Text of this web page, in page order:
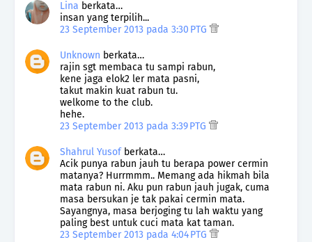
Lina berkata…
insan yang terpilih...
23 September 2013 pada 3:30 PTG
Unknown berkata…
rajin sgt membaca tu sampi rabun,
kene jaga elok2 ler mata pasni,
takut makin kuat rabun tu.
welkome to the club.
hehe.
23 September 2013 pada 3:39 PTG
Shahrul Yusofberkata…
Acik punya rabun jauh tu berapa power cermin
matanya? Hurrmmm.. Memang ada hikmah bila
mata rabun ni. Aku pun rabun jauh jugak, cuma
masa bersukan je tak pakai cermin mata.
Sayangnya, masa berjoging tu lah waktu yang
paling best untuk cuci mata kat taman.
23 September 2013 pada 4:04 PTG